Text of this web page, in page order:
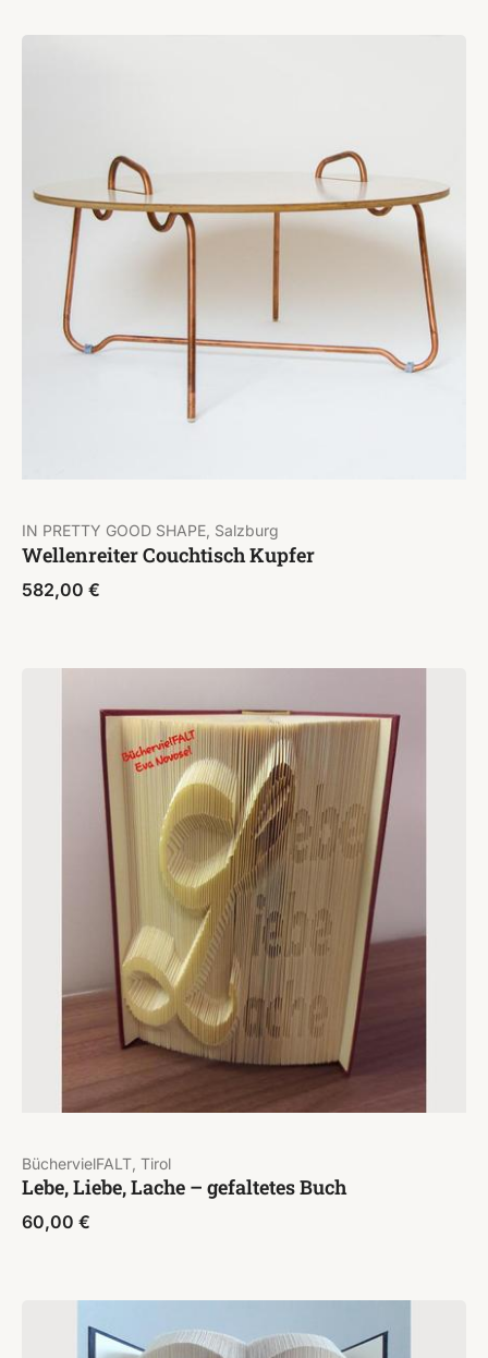
IN PRETTY GOOD SHAPE, Salzburg
Wellenreiter Couchtisch Kupfer
582,00 €
BüchervielFALT, Tirol
Lebe, Liebe, Lache – gefaltetes Buch
60,00 €